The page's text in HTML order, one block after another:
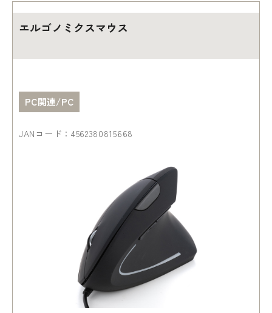
エルゴノミクスマウス
PC関連/PC
JANコード：4562380815668